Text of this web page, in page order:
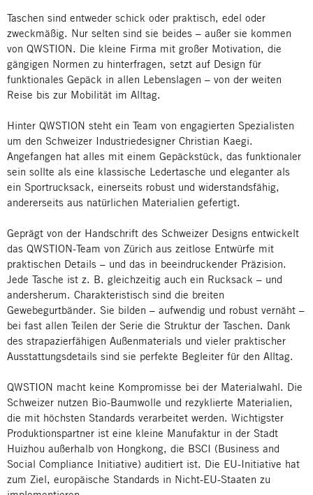
Taschen sind entweder schick oder praktisch, edel oder
zweckmäßig. Nur selten sind sie beides – außer sie kommen
von QWSTION. Die kleine Firma mit großer Motivation, die
gängigen Normen zu hinterfragen, setzt auf Design für
funktionales Gepäck in allen Lebenslagen – von der weiten
Reise bis zur Mobilität im Alltag.
Hinter QWSTION steht ein Team von engagierten Spezialisten
um den Schweizer Industriedesigner Christian Kaegi.
Angefangen hat alles mit einem Gepäckstück, das funktionaler
sein sollte als eine klassische Ledertasche und eleganter als
ein Sportrucksack, einerseits robust und widerstandsfähig,
andererseits aus natürlichen Materialien gefertigt.
Geprägt von der Handschrift des Schweizer Designs entwickelt
das QWSTION-Team von Zürich aus zeitlose Entwürfe mit
praktischen Details – und das in beeindruckender Präzision.
Jede Tasche ist z. B. gleichzeitig auch ein Rucksack – und
andersherum. Charakteristisch sind die breiten
Gewebegurtbänder. Sie bilden – aufwendig und robust vernäht –
bei fast allen Teilen der Serie die Struktur der Taschen. Dank
des strapazierfähigen Außenmaterials und vieler praktischer
Ausstattungsdetails sind sie perfekte Begleiter für den Alltag.
QWSTION macht keine Kompromisse bei der Materialwahl. Die
Schweizer nutzen Bio-Baumwolle und rezyklierte Materialien,
die mit höchsten Standards verarbeitet werden. Wichtigster
Produktionspartner ist eine kleine Manufaktur in der Stadt
Huizhou außerhalb von Hongkong, die BSCI (Business and
Social Compliance Initiative) auditiert ist. Die EU-Initiative hat
zum Ziel, europäische Standards in Nicht-EU-Staaten zu